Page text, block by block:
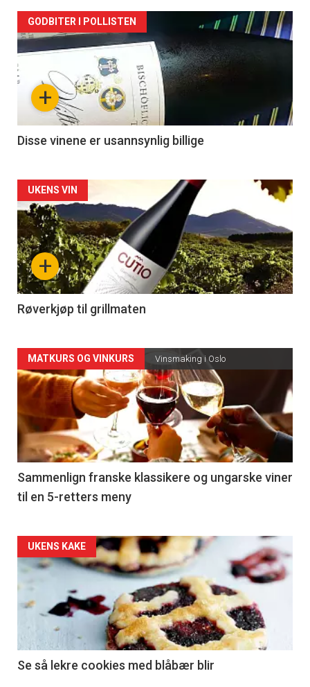
Forsiden
akkurat
nå
3
+
GODBITER I POLLISTEN
Disse vinene er usannsynlig billige
Forsiden
akkurat
nå
-
4
+
UKENS VIN
Røverkjøp til grillmaten
Forsiden
akkurat
nå
-
5
MATKURS OG VINKURS Vinsmaking i Oslo
Sammenlign franske klassikere og ungarske viner
til en 5-retters meny
Forsiden
akkurat
nå
6
UKENS KAKE
Se så lekre cookies med blåbær blir